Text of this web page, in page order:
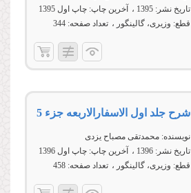
تاریخ نشر: 1395 آخرین چاپ: چاپ اول 1395
قطع: وزیری، گالینگور تعداد صفحه: 344
شرح جلد اول الاسفارالاربعه جزء 5
نویسنده: محمدتقی مصباح یزدی
تاریخ نشر: 1396 آخرین چاپ: چاپ اول 1396
قطع: وزیری، گالینگور تعداد صفحه: 458